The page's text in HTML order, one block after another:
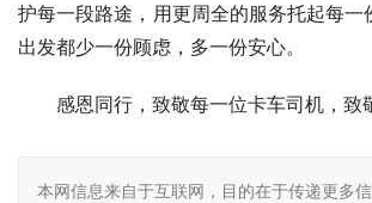
护每一段路途，用更周全的服务托起每一
出发都少一份顾虑，多一份安心。
感恩同行，致敬每一位卡车司机，致
本网信息来自于互联网，目的在于传递更多